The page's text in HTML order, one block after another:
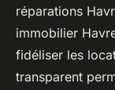
réparations
immobilier
fidéliser les
transparent